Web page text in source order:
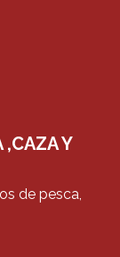
,CAZA Y
de pesca,